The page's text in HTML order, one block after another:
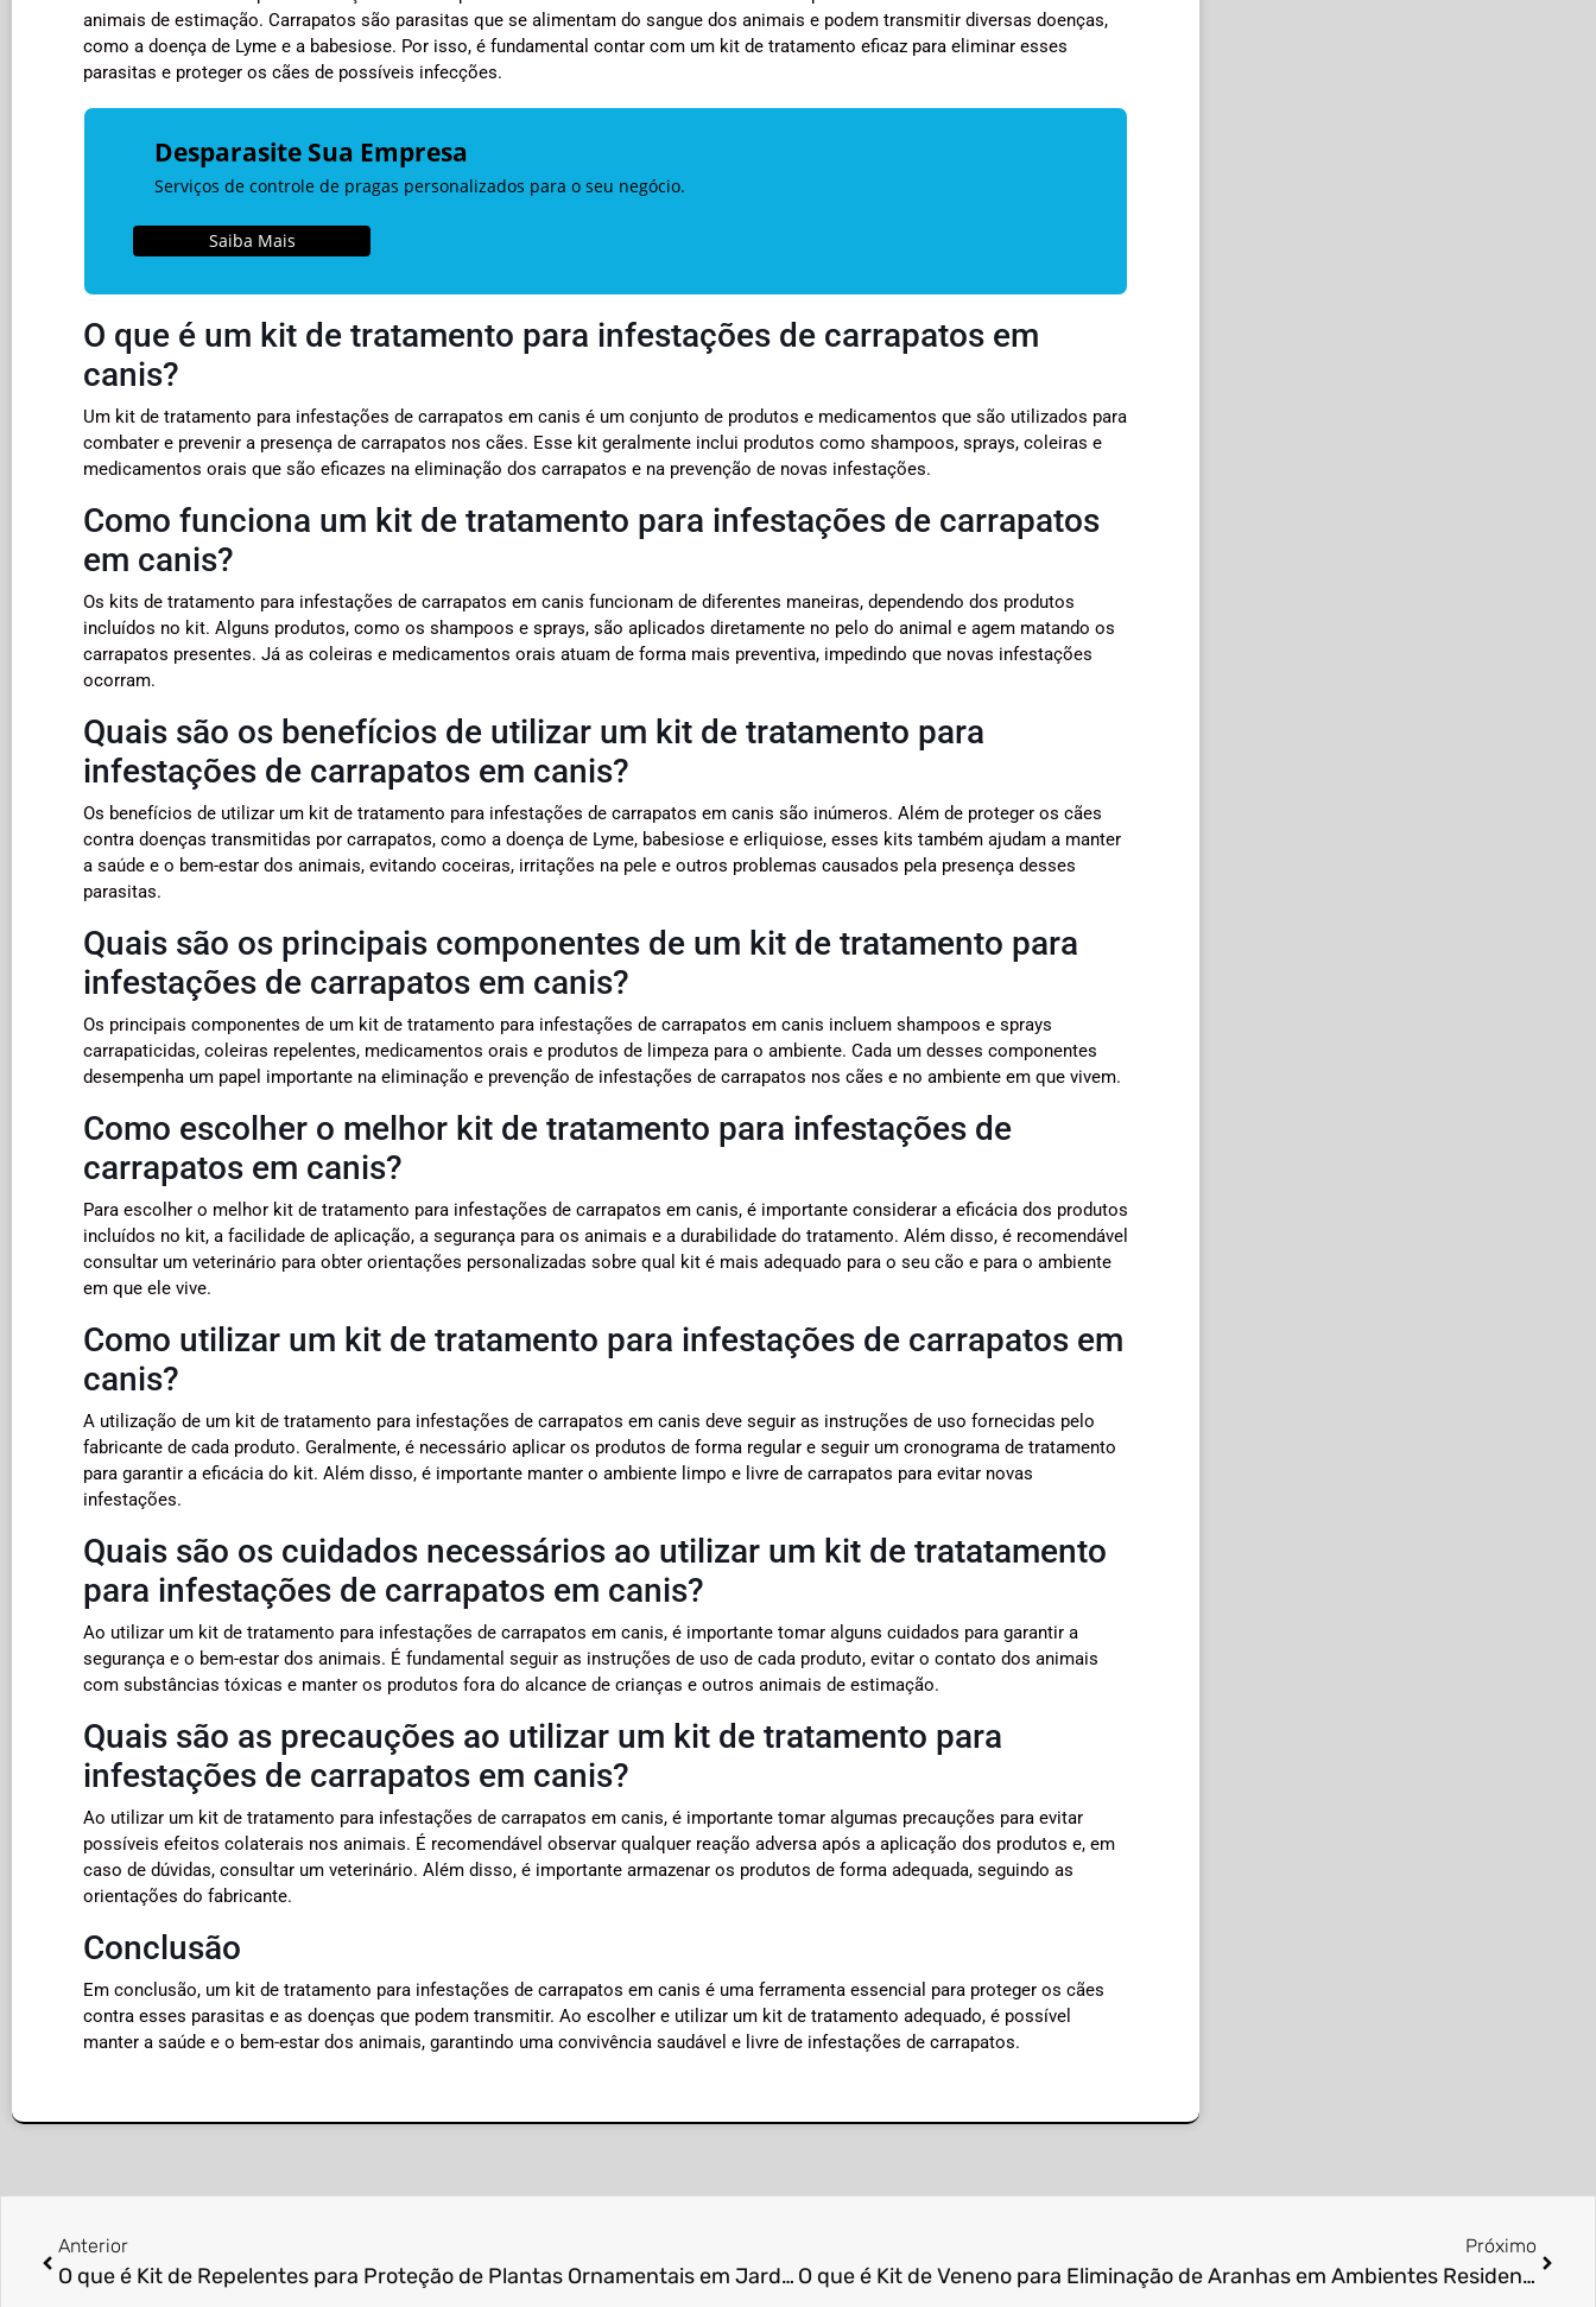
animais de estimação. Carrapatos são parasitas que se alimentam do sangue dos animais e podem transmitir diversas doenças,
como a doença de Lyme e a babesiose. Por isso, é fundamental contar com um kit de tratamento eficaz para eliminar esses
parasitas e proteger os cães de possíveis infecções.
Desparasite Sua Empresa
Serviços de controle de pragas personalizados para o seu negócio.
Saiba Mais
O que é um kit de tratamento para infestações de carrapatos em
canis?
Um kit de tratamento para infestações de carrapatos em canis é um conjunto de produtos e medicamentos que são utilizados para
combater e prevenir a presença de carrapatos nos cães. Esse kit geralmente inclui produtos como shampoos, sprays, coleiras e
medicamentos orais que são eficazes na eliminação dos carrapatos e na prevenção de novas infestações.
Como funciona um kit de tratamento para infestações de carrapatos
em canis?
Os kits de tratamento para infestações de carrapatos em canis funcionam de diferentes maneiras, dependendo dos produtos
incluídos no kit. Alguns produtos, como os shampoos e sprays, são aplicados diretamente no pelo do animal e agem matando os
carrapatos presentes. Já as coleiras e medicamentos orais atuam de forma mais preventiva, impedindo que novas infestações
ocorram.
Quais são os benefícios de utilizar um kit de tratamento para
infestações de carrapatos em canis?
Os benefícios de utilizar um kit de tratamento para infestações de carrapatos em canis são inúmeros. Além de proteger os cães
contra doenças transmitidas por carrapatos, como a doença de Lyme, babesiose e erliquiose, esses kits também ajudam a manter
a saúde e o bem-estar dos animais, evitando coceiras, irritações na pele e outros problemas causados pela presença desses
parasitas.
Quais são os principais componentes de um kit de tratamento para
infestações de carrapatos em canis?
Os principais componentes de um kit de tratamento para infestações de carrapatos em canis incluem shampoos e sprays
carrapaticidas, coleiras repelentes, medicamentos orais e produtos de limpeza para o ambiente. Cada um desses componentes
desempenha um papel importante na eliminação e prevenção de infestações de carrapatos nos cães e no ambiente em que vivem.
Como escolher o melhor kit de tratamento para infestações de
carrapatos em canis?
Para escolher o melhor kit de tratamento para infestações de carrapatos em canis, é importante considerar a eficácia dos produtos
incluídos no kit, a facilidade de aplicação, a segurança para os animais e a durabilidade do tratamento. Além disso, é recomendável
consultar um veterinário para obter orientações personalizadas sobre qual kit é mais adequado para o seu cão e para o ambiente
em que ele vive.
Como utilizar um kit de tratamento para infestações de carrapatos em
canis?
A utilização de um kit de tratamento para infestações de carrapatos em canis deve seguir as instruções de uso fornecidas pelo
fabricante de cada produto. Geralmente, é necessário aplicar os produtos de forma regular e seguir um cronograma de tratamento
para garantir a eficácia do kit. Além disso, é importante manter o ambiente limpo e livre de carrapatos para evitar novas
infestações.
Quais são os cuidados necessários ao utilizar um kit de tratatamento
para infestações de carrapatos em canis?
Ao utilizar um kit de tratamento para infestações de carrapatos em canis, é importante tomar alguns cuidados para garantir a
segurança e o bem-estar dos animais. É fundamental seguir as instruções de uso de cada produto, evitar o contato dos animais
com substâncias tóxicas e manter os produtos fora do alcance de crianças e outros animais de estimação.
Quais são as precauções ao utilizar um kit de tratamento para
infestações de carrapatos em canis?
Ao utilizar um kit de tratamento para infestações de carrapatos em canis, é importante tomar algumas precauções para evitar
possíveis efeitos colaterais nos animais. É recomendável observar qualquer reação adversa após a aplicação dos produtos e, em
caso de dúvidas, consultar um veterinário. Além disso, é importante armazenar os produtos de forma adequada, seguindo as
orientações do fabricante.
Conclusão
Em conclusão, um kit de tratamento para infestações de carrapatos em canis é uma ferramenta essencial para proteger os cães
contra esses parasitas e as doenças que podem transmitir. Ao escolher e utilizar um kit de tratamento adequado, é possível
manter a saúde e o bem-estar dos animais, garantindo uma convivência saudável e livre de infestações de carrapatos.
Anterior
O que é Kit de Repelentes para Proteção de Plantas Ornamentais em Jardins?
Próximo
O que é Kit de Veneno para Eliminação de Aranhas em Ambientes Residenciais?